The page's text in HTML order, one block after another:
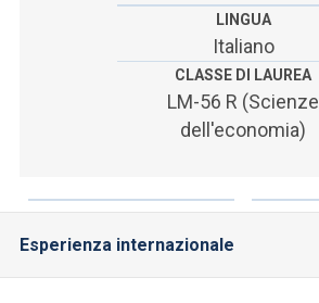
SEI UN DOCENTE O UN MEMBRO DELLO STAFF
ACCEDI A CLOUDMAIL
LINGUA
Italiano
CLASSE DI LAUREA
LM-56 R (Scienze
dell'economia)
Esperienza internazionale